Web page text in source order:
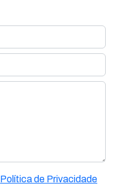
Política de Privacidade